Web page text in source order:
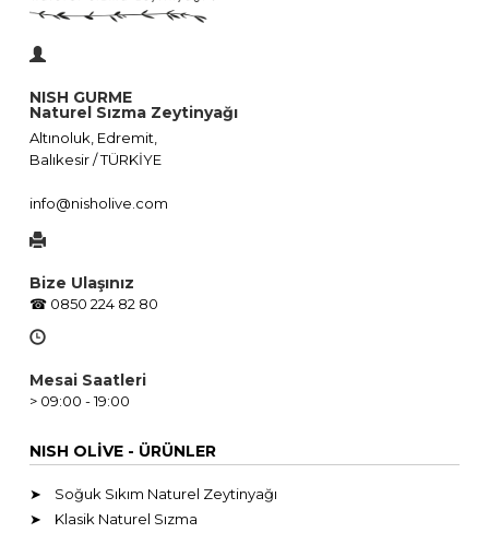
NISH GURME
Naturel Sızma Zeytinyağı
Altınoluk, Edremit,
Balıkesir / TÜRKİYE
info@nisholive.com
Bize Ulaşınız
☎ 0850 224 82 80
Mesai Saatleri
> 09:00 - 19:00
NISH OLİVE - ÜRÜNLER
➤ Soğuk Sıkım Naturel Zeytinyağı
➤ Klasik Naturel Sızma